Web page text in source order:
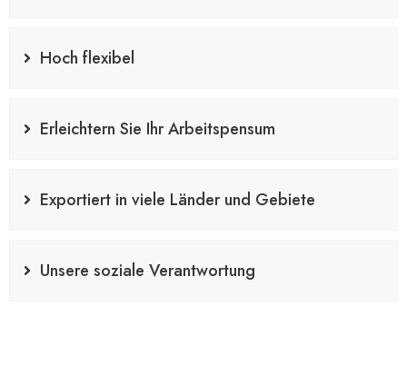
Hoch flexibel
Erleichtern Sie Ihr Arbeitspensum
Exportiert in viele Länder und Gebiete
Unsere soziale Verantwortung